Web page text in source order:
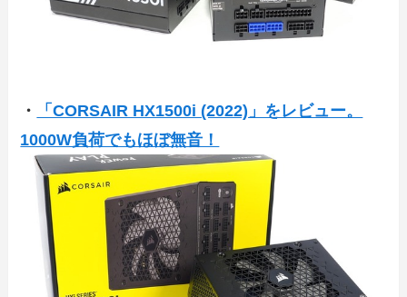
・
「CORSAIR HX1500i (2022)」をレビュー。
1000W負荷でもほぼ無音！